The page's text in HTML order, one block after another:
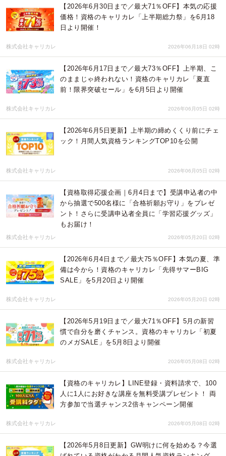
【2026年6月30日まで／最大71％OFF】本気の応援
価格！資格のキャリカレ「上半期総力祭」を6月18
日より開催！
株式会社キャリカレ 2026年06月18日 02時
【2026年6月17日まで／最大73％OFF】上半期、こ
のままじゃ終われない！資格のキャリカレ「夏直
前！限界突破セール」を6月5日より開催
株式会社キャリカレ 2026年06月05日 02時
【2026年6月5日更新】上半期の締めくくり前にチェ
ック！月間人気資格ランキングTOP10を公開
株式会社キャリカレ 2026年06月05日 02時
【資格取得応援企画｜6月4日まで】受講申込者の中
から抽選で500名様に「合格祈願お守り」をプレゼ
ント！さらに受講申込者全員に「学習応援グッズ」
もお届け！
株式会社キャリカレ 2026年05月20日 02時
【2026年6月4日まで／最大75％OFF】本気の夏、準
備は今から！資格のキャリカレ「先得サマーBIG
SALE」を5月20日より開催
株式会社キャリカレ 2026年05月20日 02時
【2026年5月19日まで／最大71％OFF】5月の新習
慣で自分を磨くチャンス。資格のキャリカレ「初夏
のメガSALE」を5月8日より開催
株式会社キャリカレ 2026年05月08日 02時
【資格のキャリカレ】LINE登録・資料請求で、100
人に1人にお好きな講座を無料受講プレゼント！ 両
方参加で当選チャンス2倍キャンペーン開​​催
株式会社キャリカレ 2026年05月08日 02時
【2026年5月8日更新】GW明けに何を始める？今選